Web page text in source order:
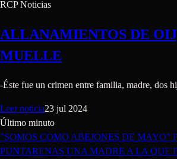
RCP Noticias
ALLANAMIENTOS DE
MUELLE
-Éste fue un crimen entre familia, madre, dos
Leer noticia23 jul 2024
Último minuto
"SOMOS COMO ABEJONES DE MAYO"
PUNTARENAS UNA MADRE A LA QUE